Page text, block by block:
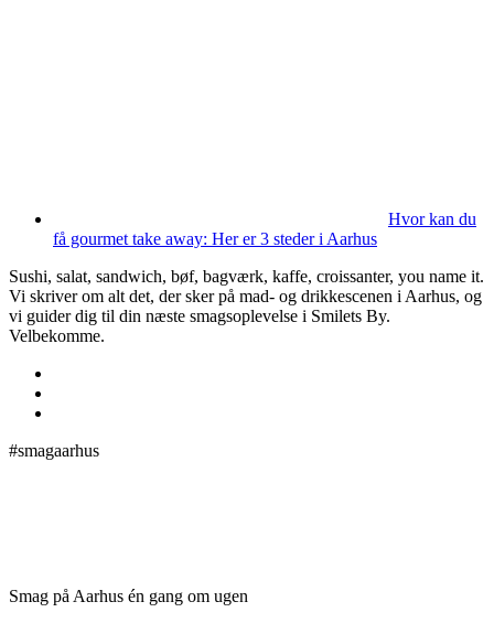
Hvor kan du
få gourmet take away: Her er 3 steder i Aarhus
Sushi, salat, sandwich, bøf, bagværk, kaffe, croissanter, you name it.
Vi skriver om alt det, der sker på mad- og drikkescenen i Aarhus, og
vi guider dig til din næste smagsoplevelse i Smilets By.
Velbekomme.
#smagaarhus
Smag på Aarhus én gang om ugen